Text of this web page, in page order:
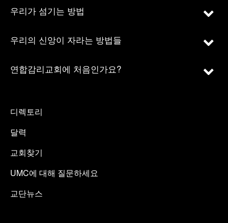
우리가 섬기는 방법
우리의 신앙이 자라는 방법들
연합감리교회에 처음인가요?
디렉토리
달력
교회찾기
UMC에 대해 질문하세요
교단뉴스